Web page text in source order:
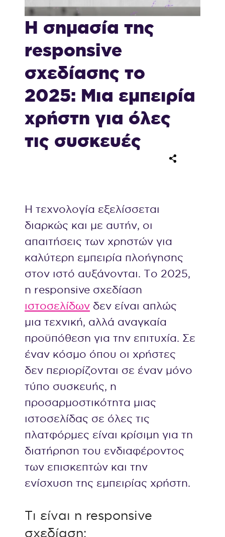
Η σημασία της
responsive
σχεδίασης το
2025: Μια εμπειρία
χρήστη για όλες
τις συσκευές
Η τεχνολογία εξελίσσεται
διαρκώς και με αυτήν, οι
απαιτήσεις των χρηστών για
καλύτερη εμπειρία πλοήγησης
στον ιστό αυξάνονται. Το 2025,
η responsive σχεδίαση
ιστοσελίδων δεν είναι απλώς
μια τεχνική, αλλά αναγκαία
προϋπόθεση για την επιτυχία. Σε
έναν κόσμο όπου οι χρήστες
δεν περιορίζονται σε έναν μόνο
τύπο συσκευής, η
προσαρμοστικότητα μιας
ιστοσελίδας σε όλες τις
πλατφόρμες είναι κρίσιμη για τη
διατήρηση του ενδιαφέροντος
των επισκεπτών και την
ενίσχυση της εμπειρίας χρήστη.
Τι είναι η responsive
σχεδίαση;